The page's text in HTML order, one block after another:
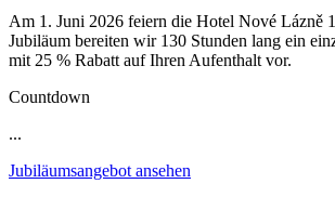
Am 1. Juni 2026 feiern die Hotel Nové Lázně
Jubiläum bereiten wir 130 Stunden lang ein
mit 25 % Rabatt auf Ihren Aufenthalt vor.
Countdown
...
Jubiläumsangebot ansehen